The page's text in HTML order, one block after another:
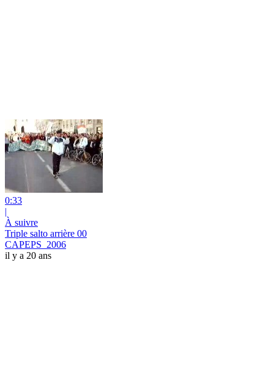
0:33
|
À suivre
Triple salto arrière 00
CAPEPS_2006
il y a 20 ans